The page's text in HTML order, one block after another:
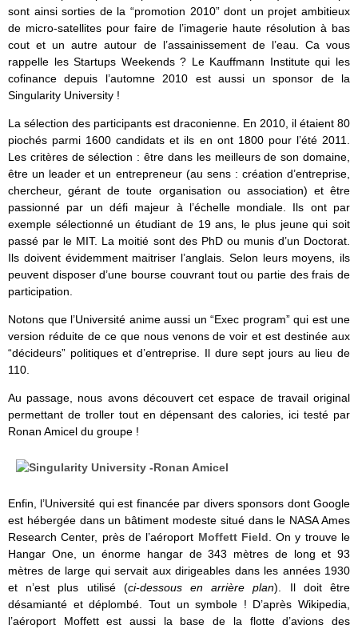
sont ainsi sorties de la “promotion 2010” dont un projet ambitieux
de micro-satellites pour faire de l’imagerie haute résolution à bas
cout et un autre autour de l’assainissement de l’eau. Ca vous
rappelle les Startups Weekends ? Le Kauffmann Institute qui les
cofinance depuis l’automne 2010 est aussi un sponsor de la
Singularity University !
La sélection des participants est draconienne. En 2010, il étaient 80
piochés parmi 1600 candidats et ils en ont 1800 pour l’été 2011.
Les critères de sélection : être dans les meilleurs de son domaine,
être un leader et un entrepreneur (au sens : création d’entreprise,
chercheur, gérant de toute organisation ou association) et être
passionné par un défi majeur à l’échelle mondiale. Ils ont par
exemple sélectionné un étudiant de 19 ans, le plus jeune qui soit
passé par le MIT. La moitié sont des PhD ou munis d’un Doctorat.
Ils doivent évidemment maitriser l’anglais. Selon leurs moyens, ils
peuvent disposer d’une bourse couvrant tout ou partie des frais de
participation.
Notons que l’Université anime aussi un “Exec program” qui est une
version réduite de ce que nous venons de voir et est destinée aux
“décideurs” politiques et d’entreprise. Il dure sept jours au lieu de
110.
Au passage, nous avons découvert cet espace de travail original
permettant de troller tout en dépensant des calories, ici testé par
Ronan Amicel du groupe !
Enfin, l’Université qui est financée par divers sponsors dont Google
est hébergée dans un bâtiment modeste situé dans le NASA Ames
Research Center, près de l’aéroport Moffett Field. On y trouve le
Hangar One, un énorme hangar de 343 mètres de long et 93
mètres de large qui servait aux dirigeables dans les années 1930
et n’est plus utilisé (ci-dessous en arrière plan). Il doit être
désamianté et déplombé. Tout un symbole ! D’après Wikipedia,
l’aéroport Moffett est aussi la base de la flotte d’avions des